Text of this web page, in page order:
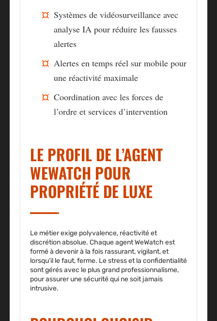
Systèmes de vidéosurveillance avec
analyse IA pour réduire les fausses
alertes
Alertes en temps réel sur mobile pour
une réactivité maximale
Coordination avec les forces de
l’ordre et services d’intervention
LE PROFIL DE L’AGENT
WEWATCH POUR
PROPRIÉTÉ DE LUXE
Le métier exige polyvalence, réactivité et
discrétion absolue. Chaque agent WeWatch est
formé à devenir à la fois rassurant, vigilant, et
lorsqu’il le faut, ferme. Le stress et la confidentialité
sont gérés avec le plus grand professionnalisme,
pour assurer une sécurité qui ne soit jamais
intrusive.